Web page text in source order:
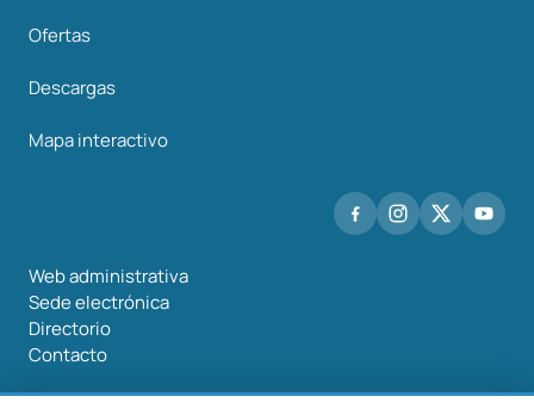
Ofertas
Descargas
Mapa interactivo
Web administrativa
Sede electrónica
Directorio
Contacto